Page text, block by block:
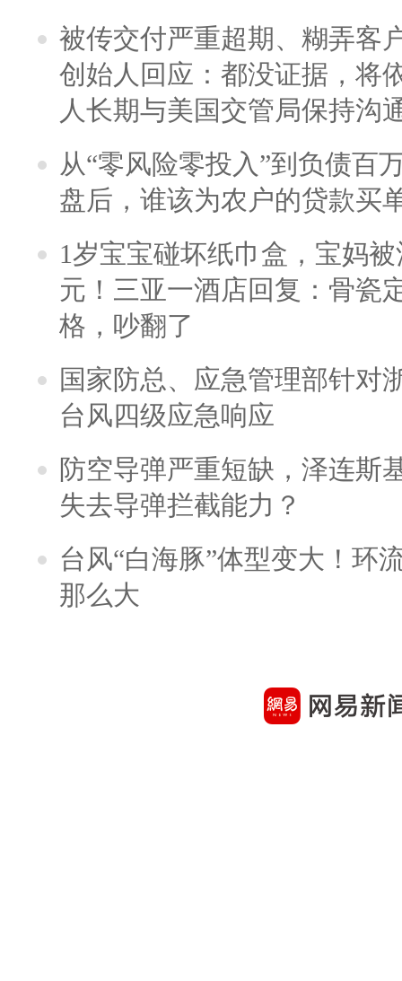
被传交付严重超期、糊弄客
创始人回应：都没证据，将
人长期与美国交管局保持沟
从“零风险零投入”到负债百
盘后，谁该为农户的贷款买
1岁宝宝碰坏纸巾盒，宝妈
元！三亚一酒店回复：骨瓷
格，吵翻了
国家防总、应急管理部针对
台风四级应急响应
防空导弹严重短缺，泽连斯
失去导弹拦截能力？
台风“白海豚”体型变大！环
那么大